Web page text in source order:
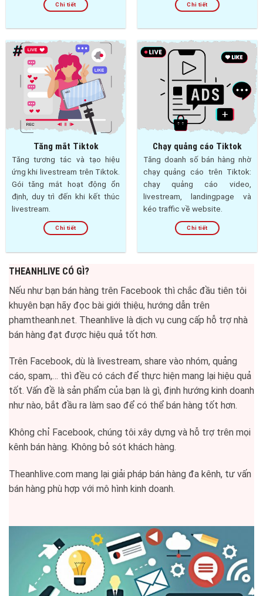
Chi tiết Chi tiết
Tăng mắt Tiktok
Tăng tương tác và tạo hiệu
ứng khi livestream trên Tiktok.
Gói tăng mắt hoạt động ổn
định, duy trì đến khi kết thúc
livestream.
Chi tiết
Chạy quảng cáo Tiktok
Tăng doanh số bán hàng nhờ
chạy quảng cáo trên Tiktok:
chạy quảng cáo video,
livestream, landingpage và
kéo traffic về website.
Chi tiết
THEANHLIVE CÓ GÌ?
Nếu như bạn bán hàng trên Facebook thì chắc đầu tiên tôi
khuyên bạn hãy đọc bài giới thiệu, hướng dẫn trên
phamtheanh.net. Theanhlive là dịch vụ cung cấp hỗ trợ nhà
bán hàng đạt được hiệu quả tốt hơn.
Trên Facebook, dù là livestream, share vào nhóm, quảng
cáo, spam,… thì đều có cách để thực hiện mang lại hiệu quả
tốt. Vấn đề là sản phẩm của bạn là gì, định hướng kinh doanh
như nào, bắt đầu ra làm sao để có thể bán hàng tốt hơn.
Không chỉ Facebook, chúng tôi xây dựng và hỗ trợ trên mọi
kênh bán hàng. Không bỏ sót khách hàng.
Theanhlive.com mang lại giải pháp bán hàng đa kênh, tư vấn
bán hàng phù hợp với mô hình kinh doanh.